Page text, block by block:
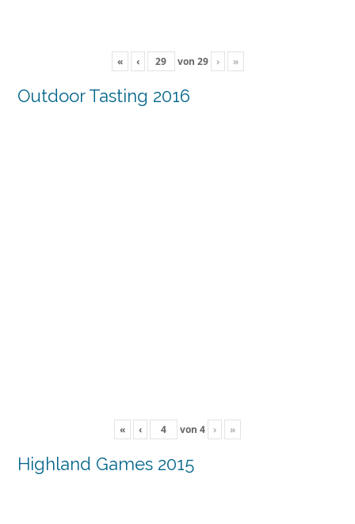
« ‹ von 29 › »
Outdoor Tasting 2016
« ‹ von 4 › »
Highland Games 2015